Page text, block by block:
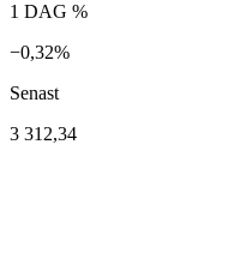
1 DAG %
−0,32%
Senast
3 312,34